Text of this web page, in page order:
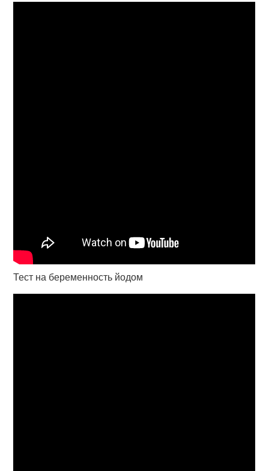
Тест на беременность йодом